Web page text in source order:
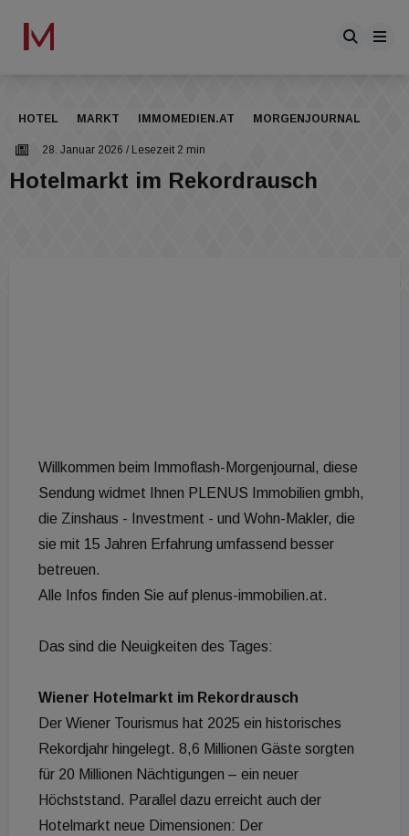
HOTEL MARKT IMMOMEDIEN.AT MORGENJOURNAL
28. Januar 2026 / Lesezeit 2 min
Hotelmarkt im Rekordrausch
Willkommen beim Immoflash-Morgenjournal, diese
Sendung widmet Ihnen PLENUS Immobilien gmbh,
die Zinshaus - Investment - und Wohn-Makler, die
sie mit 15 Jahren Erfahrung umfassend besser
betreuen.
Alle Infos finden Sie auf plenus-immobilien.at.
Das sind die Neuigkeiten des Tages:
Wiener Hotelmarkt im Rekordrausch
Der Wiener Tourismus hat 2025 ein historisches
Rekordjahr hingelegt. 8,6 Millionen Gäste sorgten
für 20 Millionen Nächtigungen – ein neuer
Höchststand. Parallel dazu erreicht auch der
Hotelmarkt neue Dimensionen: Der